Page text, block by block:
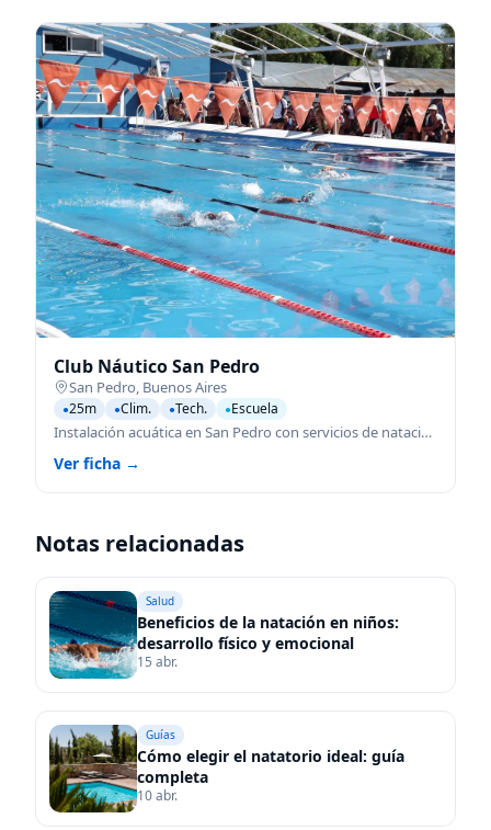
Club Náutico San Pedro
San Pedro Buenos Aires
●25m ●Clim. ●Tech. ●Escuela
Instalación acuática en San Pedro con servicios de natación para todas las edades.
Ver ficha →
Notas relacionadas
Salud
Beneficios de la natación en niños:
desarrollo físico y emocional
15 abr.
Guías
Cómo elegir el natatorio ideal: guía
completa
10 abr.